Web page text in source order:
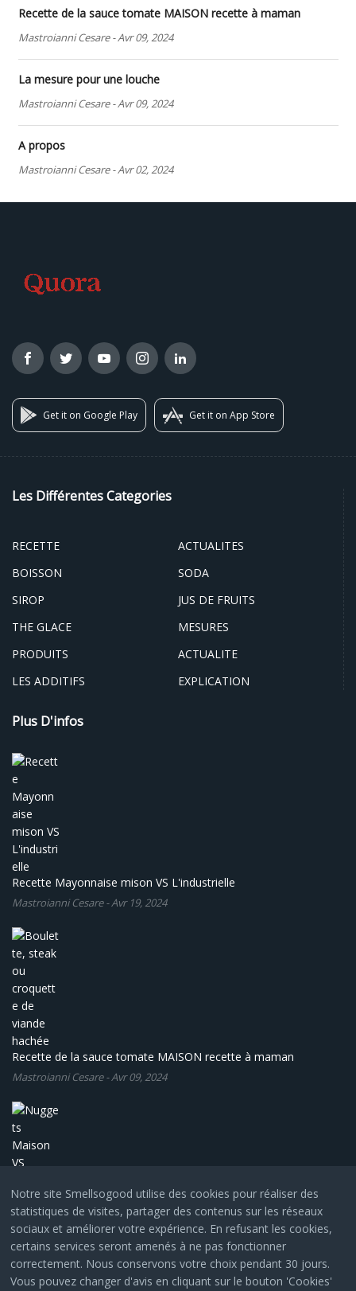
Notre site Smellsogood utilise des cookies pour réaliser des
statistiques de visites, partager des contenus sur les réseaux
sociaux et améliorer votre expérience. En refusant les cookies,
certains services seront amenés à ne pas fonctionner
correctement. Nous conservons votre choix pendant 30 jours.
Vous pouvez changer d'avis en cliquant sur le bouton 'Cookies'
Recette de la sauce tomate MAISON recette à maman
Mastroianni Cesare-Avr 09, 2024
La mesure pour une louche
Mastroianni Cesare-Avr 09, 2024
A propos
Mastroianni Cesare-Avr 02, 2024
Get it on Google Play Get it on App Store
Les Différentes Categories
RECETTE
ACTUALITES
BOISSON
SODA
SIROP
JUS DE FRUITS
THE GLACE
MESURES
PRODUITS
ACTUALITE
LES ADDITIFS
EXPLICATION
Plus D'infos
Recette Mayonnaise mison VS L'industrielle
Mastroianni Cesare-Avr 19, 2024
Recette de la sauce tomate MAISON recette à maman
Mastroianni Cesare-Avr 09, 2024
Nuggets Maison VS l'industriel
Mastroianni Cesare-Avr 02, 2024